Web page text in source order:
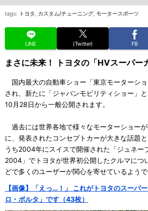
tags: トヨタ, カスタム/チューニング, モータースポーツ
LINE (Twitter) FB
まさに未来！ トヨタの「HVスーパー
国内最大の自動車ショー「東京モーターシ
され、新たに「ジャパンモビリティショー」
10月28日から一般公開されます。
過去には世界各地で様々なモーターショー
に、発表されたコンセプトカーが大きな話題
うち2004年にスイスで開催された「ジュネー
2004」でトヨタが世界初公開したクルマにつ
どで多くのユーザーが関心を寄せているようで
【画像】「えっ…！」 これがトヨタのスーパ
ロ・ボルタ」です（43枚）